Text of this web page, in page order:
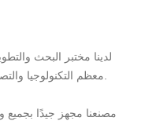
لدينا مختبر البحث
معظم التكنولوجيا والتصميم على براءة اختراع مسجلة في الصين.
مصنعنا مجهز جيدًا بجميع